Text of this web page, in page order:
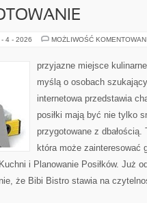
- 4 - 2026 MOŻLIWOŚĆ
przyjazne miejsce
myślą o osobach
internetowa przedstawia
posiłki mają być nie tylko
przygotowane z
która może zainteresować
i Planowanie Posiłków. Już
że Bibi Bistro stawia na